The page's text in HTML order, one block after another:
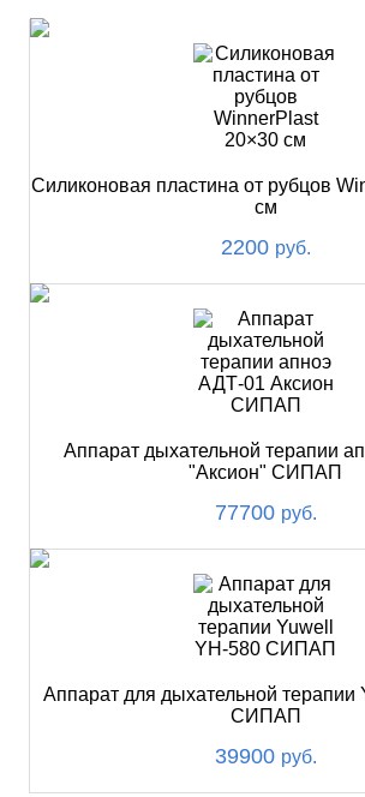
Силиконовая пластина от рубцов
см
2200 руб.
Аппарат дыхательной терапии
"Аксион" СИПАП
77700 руб.
Аппарат для дыхательной терапии
СИПАП
39900 руб.